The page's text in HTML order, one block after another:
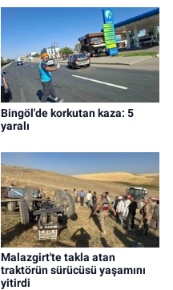
Bingöl'de korkutan kaza: 5
yaralı
Malazgirt'te takla atan
traktörün sürücüsü yaşamını
yitirdi